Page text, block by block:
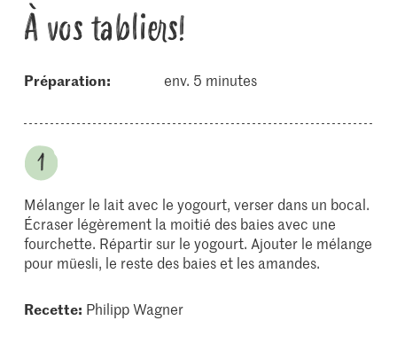
À vos tabliers!
Préparation: env. 5 minutes
Mélanger le lait avec le yogourt, verser dans un bocal.
Écraser légèrement la moitié des baies avec une
fourchette. Répartir sur le yogourt. Ajouter le mélange
pour müesli, le reste des baies et les amandes.
Recette: Philipp Wagner